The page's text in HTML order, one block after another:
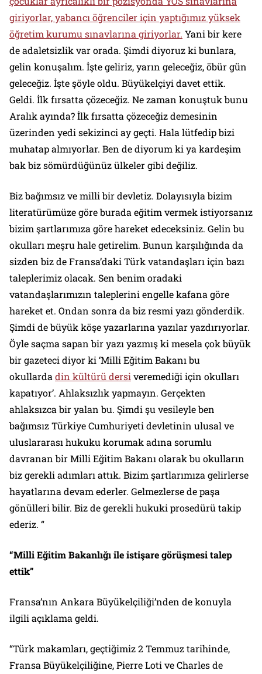
giriyorlar, yabancı öğrenciler için yaptığımız yüksek
öğretim kurumu sınavlarına giriyorlar. Yani bir kere
de adaletsizlik var orada. Şimdi diyoruz ki bunlara,
gelin konuşalım. İşte geliriz, yarın geleceğiz, öbür gün
geleceğiz. İşte şöyle oldu. Büyükelçiyi davet ettik.
Geldi. İlk fırsatta çözeceğiz. Ne zaman konuştuk bunu
Aralık ayında? İlk fırsatta çözeceğiz demesinin
üzerinden yedi sekizinci ay geçti. Hala lütfedip bizi
muhatap almıyorlar. Ben de diyorum ki ya kardeşim
bak biz sömürdüğünüz ülkeler gibi değiliz.
Biz bağımsız ve milli bir devletiz. Dolayısıyla bizim
literatürümüze göre burada eğitim vermek istiyorsanız
bizim şartlarımıza göre hareket edeceksiniz. Gelin bu
okulları meşru hale getirelim. Bunun karşılığında da
sizden biz de Fransa’daki Türk vatandaşları için bazı
taleplerimiz olacak. Sen benim oradaki
vatandaşlarımızın taleplerini engelle kafana göre
hareket et. Ondan sonra da biz resmi yazı gönderdik.
Şimdi de büyük köşe yazarlarına yazılar yazdırıyorlar.
Öyle saçma sapan bir yazı yazmış ki mesela çok büyük
bir gazeteci diyor ki ‘Milli Eğitim Bakanı bu
okullarda din kültürü dersi veremediği için okulları
kapatıyor’. Ahlaksızlık yapmayın. Gerçekten
ahlaksızca bir yalan bu. Şimdi şu vesileyle ben
bağımsız Türkiye Cumhuriyeti devletinin ulusal ve
uluslararası hukuku korumak adına sorumlu
davranan bir Milli Eğitim Bakanı olarak bu okulların
biz gerekli adımları attık. Bizim şartlarımıza gelirlerse
hayatlarına devam ederler. Gelmezlerse de paşa
gönülleri bilir. Biz de gerekli hukuki prosedürü takip
ederiz. “
“Milli Eğitim Bakanlığı ile istişare görüşmesi talep
ettik”
Fransa’nın Ankara Büyükelçiliği’nden de konuyla
ilgili açıklama geldi.
“Türk makamları, geçtiğimiz 2 Temmuz tarihinde,
Fransa Büyükelçiliğine, Pierre Loti ve Charles de